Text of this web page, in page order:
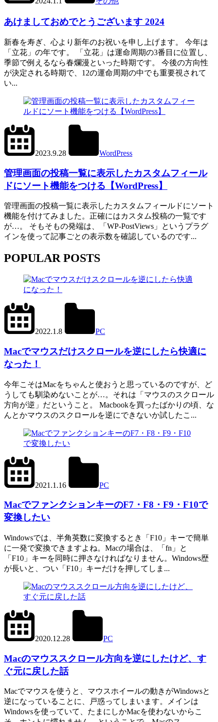
あけましておめでとうございます 2024
新春を寿ぎ、心より新年のお祝いを申し上げます。 今年は
「立花」の年です。 「立花」は運命周期の3番目に位置し、
季節で例えるなら春爛漫といった時期です。 今後の方向性
が決定される時期で、12の運命周期の中でも重要視されて
い...
2023.9.28
WordPress
理
画
面
管理画面の投稿一覧に表示したカスタムフィール
ドにソート機能をつける【WordPress】
管理画面の投稿一覧に表示したカスタムフィールドにソート
機能を付けてみました。正確にはカスタム投稿の一覧です
が…。 そもそもの発端は、「WP-PostViews」というプラグ
インを使って記事ごとの表示数を確認しているのです...
POPULAR POSTS
2022.1.8
PC
Reverser
Macでマウスだけスクロールを逆にしたら快適に
なった！
今年こそはMacをちゃんと使おうと思っているのですが、ど
うしても馴染めないことが…。それは「マウスのスクロール
方向が逆」だということ。 Macbookを買ったばかりの頃、な
んとかマウスのスクロールを逆にできないか試したこ...
2021.1.16
PC
MacでファンクションキーのF7・F8・F9・F10で
変換したい
Windowsでは、半角英数に変換するとき「F10」キーで簡単
に一発で変換できますよね。Macの場合は、「fn」と
「F10」キーを同時に押さなければなりません。Windows歴
が長いと、つい「F10」キーだけを押してしま...
2020.12.28
PC
Macのマウススクロール方向を逆にしたけど、す
ぐ元に戻した話
Macでマウスを使うと、マウスホイールの動きがWindowsと
逆になっていることに、戸惑ってしまいます。メインは
Windowsを使っていて、たまにしかMacを使わないからこ